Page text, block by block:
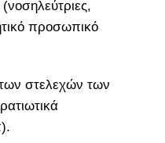
προσωπικό
στελεχών των